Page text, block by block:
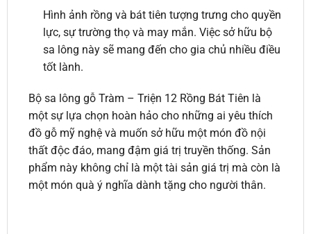
Hình ảnh rồng và bát tiên tượng trưng cho quyền
lực, sự trường thọ và may mắn. Việc sở hữu bộ
sa lông này sẽ mang đến cho gia chủ nhiều điều
tốt lành.
Bộ sa lông gỗ Tràm – Triện 12 Rồng Bát Tiên là
một sự lựa chọn hoàn hảo cho những ai yêu thích
đồ gỗ mỹ nghệ và muốn sở hữu một món đồ nội
thất độc đáo, mang đậm giá trị truyền thống. Sản
phẩm này không chỉ là một tài sản giá trị mà còn là
một món quà ý nghĩa dành tặng cho người thân.